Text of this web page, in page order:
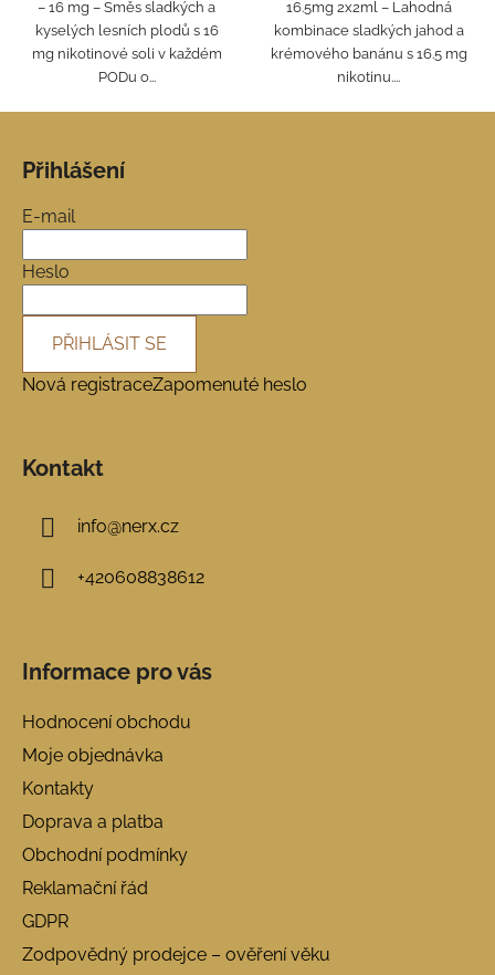
– 16 mg – Směs sladkých a
kyselých lesních plodů s 16
mg nikotinové soli v každém
PODu o...
16.5mg 2x2ml – Lahodná
kombinace sladkých jahod a
krémového banánu s 16.5 mg
nikotinu....
Přihlášení
E-mail
Heslo
PŘIHLÁSIT SE
Nová registraceZapomenuté heslo
Kontakt
info@nerx.cz
+420608838612
Informace pro vás
Hodnocení obchodu
Moje objednávka
Kontakty
Doprava a platba
Obchodní podmínky
Reklamační řád
GDPR
Zodpovědný prodejce – ověření věku